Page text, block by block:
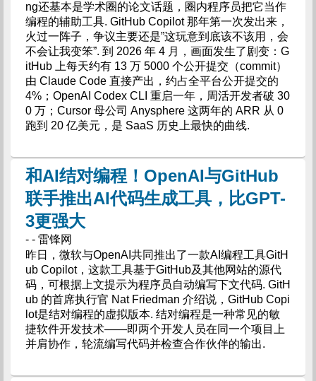
ng还基本是学术圈的论文话题，圈内程序员把它当作
编程的辅助工具. GitHub Copilot 那年第一次发出来，
火过一阵子，争议主要还是”这玩意到底该不该用，会
不会让我变笨”. 到 2026 年 4 月，画面发生了剧变：G
itHub 上每天约有 13 万 5000 个公开提交（commit）
由 Claude Code 直接产出，约占全平台公开提交的
4%；OpenAI Codex CLI 重启一年，周活开发者破 30
0 万；Cursor 母公司 Anysphere 这两年的 ARR 从 0
跑到 20 亿美元，是 SaaS 历史上最快的曲线.
和AI结对编程！OpenAI与GitHub
联手推出AI代码生成工具，比GPT-
3更强大
- - 雷锋网
昨日，微软与OpenAI共同推出了一款AI编程工具GitH
ub Copilot，这款工具基于GitHub及其他网站的源代
码，可根据上文提示为程序员自动编写下文代码. GitH
ub 的首席执行官 Nat Friedman 介绍说，GitHub Copi
lot是结对编程的虚拟版本. 结对编程是一种常见的敏
捷软件开发技术——即两个开发人员在同一个项目上
并肩协作，轮流编写代码并检查合作伙伴的输出.